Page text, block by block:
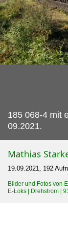
185 068-4 mit
09.2021.
Mathias
19.09.2021, 192
Bilder und Fotos von
E-Loks | Drehstrom |